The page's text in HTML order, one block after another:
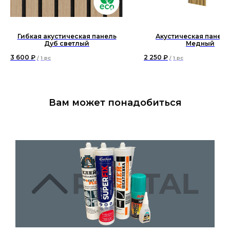
Гибкая акустическая панель
Дуб светлый
3 600 ₽ / 1 pc
Акустическая
Медный
2 250 ₽ / 1 pc
Вам может понадобиться